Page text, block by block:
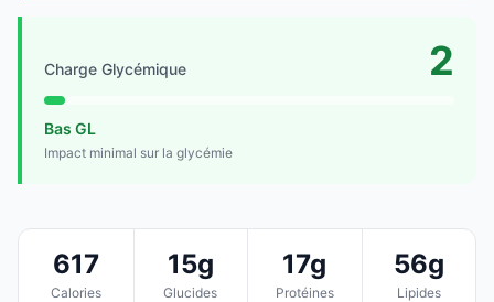
Charge Glycémique 2
Bas GL
Impact minimal sur la glycémie
617
Calories
15g
Glucides
17g
Protéines
56g
Lipides